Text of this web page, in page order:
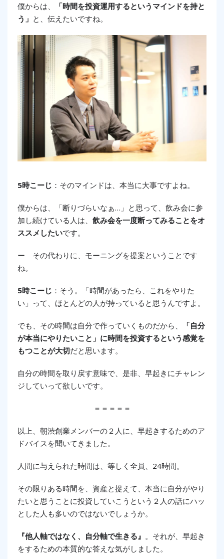
僕からは、
「時間を投資運用するというマインドを持と
う」 と、伝えたいですね。
5時こーじ ：そのマインドは、本当に大事ですよね。
僕からは、「断りづらいなぁ…」と思って、飲み会に参
加し続けている人は、 飲み会を一度断ってみることをオ
ススメしたいです。
ー その代わりに、モーニングを提案ということです
ね。
5時こーじ ：そう。
「時間があったら、これをやりた
い」って、ほとんどの人が持っていると思うんですよ。
でも、その時間は自分で作っていくものだから、
「自分
が本当にやりたいこと」に時間を投資するという感覚を
もつことが大切だと思います。
自分の時間を取り戻す意味で、是非、早起きにチャレン
ジしていって欲しいです。
＝＝＝＝＝
以上、朝渋創業メンバーの２人に、早起きするためのア
ドバイスを聞いてきました。
人間に与えられた時間は、等しく全員、24時間。
その限りある時間を、資産と捉えて、本当に自分がやり
たいと思うことに投資していこうという２人の話にハッ
とした人も多いのではないでしょうか。
『他人軸ではなく、自分軸で生きる』 。それが、早起き
をするための本質的な答えな気がしました。